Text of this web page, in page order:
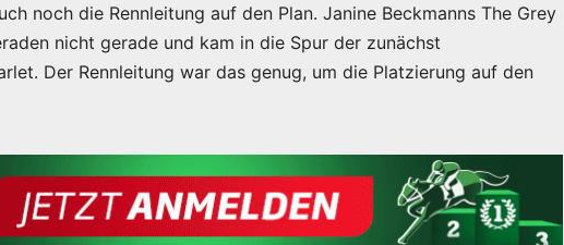
noch die Rennleitung auf den Plan. Janine Beckmanns The Grey
nicht gerade und kam in die Spur der zunächst
Der Rennleitung war das genug, um die Platzierung auf den